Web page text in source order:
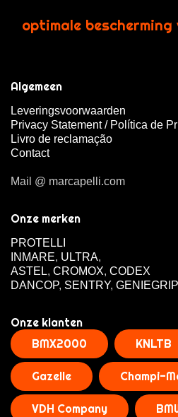
optimale
Algemeen
Leveringsvoorwaarden
Privacy Statement / Política de
Livro de reclamação
Contact
Mail @ marcapelli.com
Onze merken
PROTELLI
INMARE, ULTRA,
ASTEL, CROMOX, CODEX
DANCOP, SENTRY,
Onze klanten
BMX2000
KNLTB
Gazelle Champi-
VDH Company